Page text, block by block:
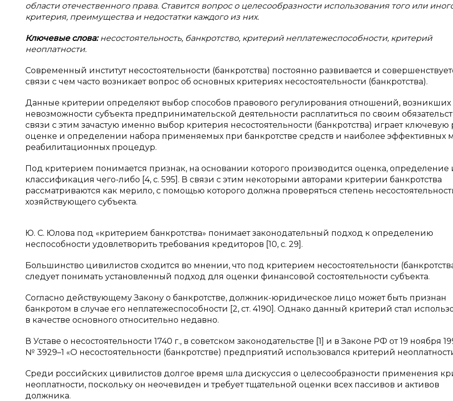
области отечественного права. Ставится вопрос о целесообразности использования того или
критерия, преимущества и недостатки каждого из них.
Ключевые слова:несостоятельность, банкротство, критерий неплатежеспособности, критерий
неоплатности.
Современный институт несостоятельности (банкротства) постоянно развивается и
связи с чем часто возникает вопрос об основных критериях несостоятельности (банкротства).
Данные критерии определяют выбор способов правового регулирования отношений, возникших
невозможности субъекта предпринимательской деятельности расплатиться по своим
связи с этим зачастую именно выбор критерия несостоятельности (банкротства) играет ключевую
оценке и определении набора применяемых при банкротстве средств и наиболее эффективных
реабилитационных процедур.
Под критерием понимается признак, на основании которого производится оценка, определение
классификация чего-либо [4, с. 595]. В связи с этим некоторыми авторами критерии банкротства
рассматриваются как мерило, с помощью которого должна проверяться степень
хозяйствующего субъекта.
Ю. С. Юлова под «критерием банкротства» понимает законодательный подход к определению
неспособности удовлетворить требования кредиторов [10, с. 29].
Большинство цивилистов сходится во мнении, что под критерием несостоятельности
следует понимать установленный подход для оценки финансовой состоятельности субъекта.
Согласно действующему Закону о банкротстве, должник-юридическое лицо может быть признан
банкротом в случае его неплатежеспособности [2, ст. 4190]. Однако данный критерий стал
в качестве основного относительно недавно.
В Уставе о несостоятельности 1740 г., в советском законодательстве [1] и в Законе РФ от 19 ноября
№ 3929–1 «О несостоятельности (банкротстве) предприятий использовался критерий
Среди российских цивилистов долгое время шла дискуссия о целесообразности применения
неоплатности, поскольку он неочевиден и требует тщательной оценки всех пассивов и активов
должника.